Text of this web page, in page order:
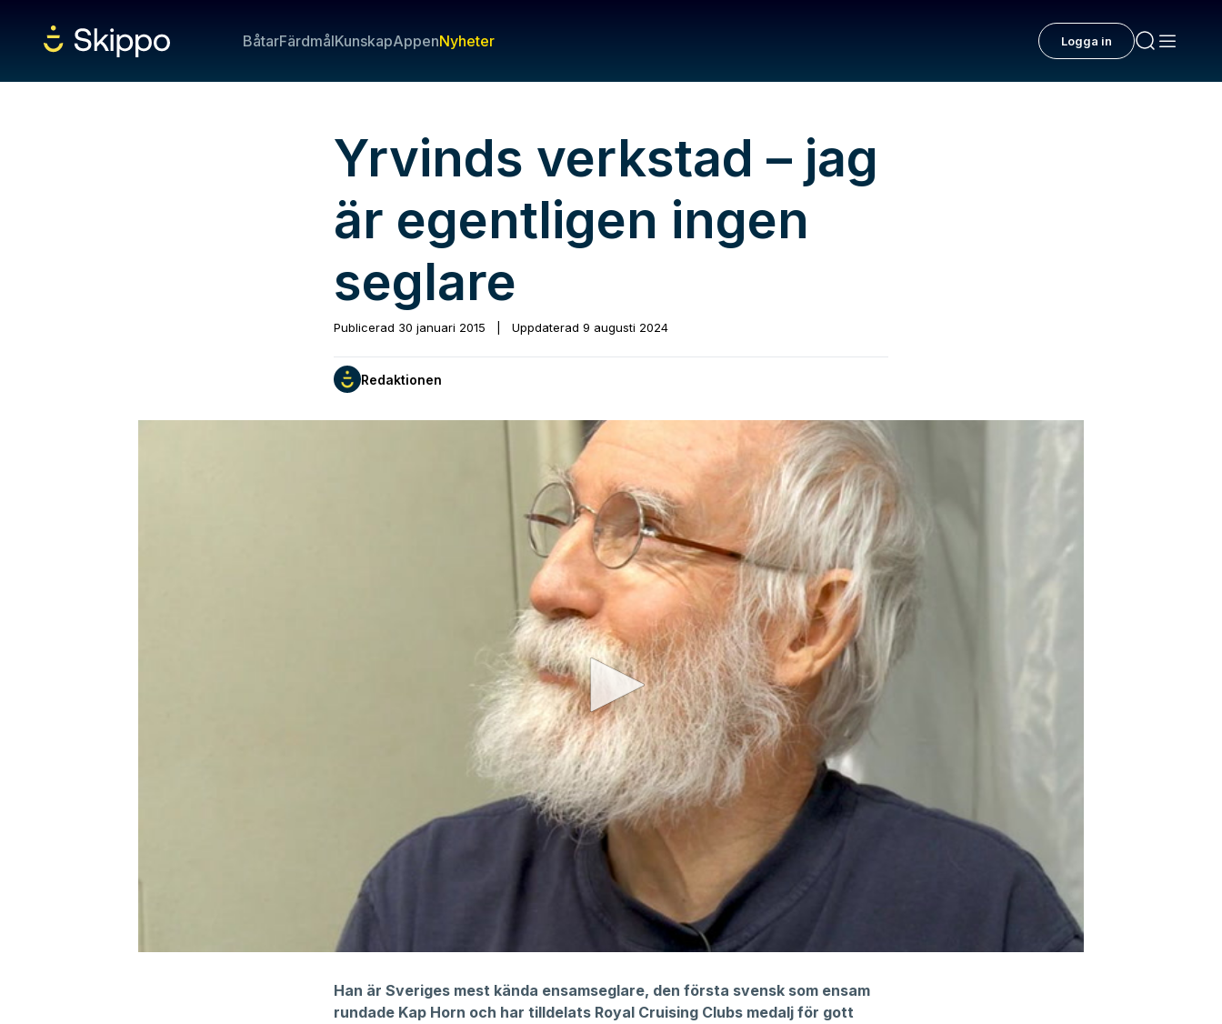
BåtarFärdmålKunskapAppenNyheter Logga in
Yrvinds verkstad – jag
är egentligen ingen
seglare
Publicerad 30 januari 2015 Uppdaterad 9 augusti 2024
Redaktionen
Han är Sveriges mest kända ensamseglare, den första svensk som ensam
rundade Kap Horn och har tilldelats Royal Cruising Clubs medalj för gott